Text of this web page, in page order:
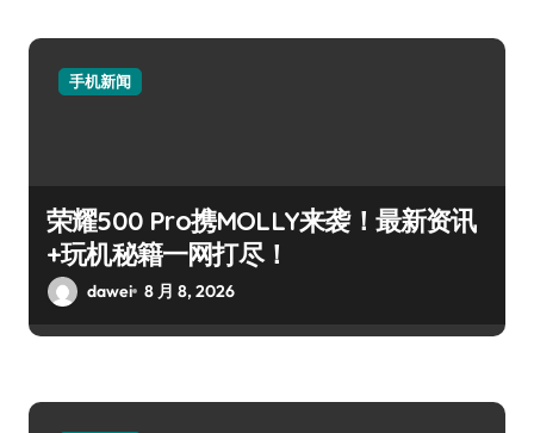
手机新闻
荣耀500 Pro携MOLLY来袭！最新资讯
+玩机秘籍一网打尽！
dawei 8 月 8, 2026